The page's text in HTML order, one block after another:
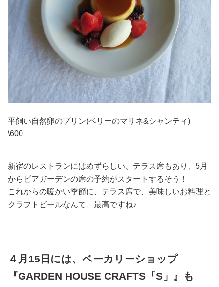
平飼い自然卵のプリン(ベリーのマリネ&シャンティ)
\600
新宿のレストランにはめずらしい、テラス席もあり、5月
からビアガーデンの席の予約がスタートするそう！
これからの暖かい季節に、テラス席で、美味しいお料理と
クラフトビールなんて、最高ですね♪
４月15日には、ベーカリーショップ
『GARDEN HOUSE CRAFTS「S」』も